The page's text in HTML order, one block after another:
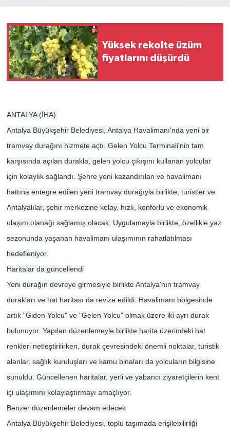
Yüksek rekolte üzüm
fiyatlarını düşürdü
ANTALYA (İHA)
Antalya Büyükşehir Belediyesi, Antalya Havalimanı'nda yeni bir
tramvay durağını hizmete açtı. Gelen Yolcu Terminali'nin tam
karşısında açılan durakla, gelen yolcu çıkışını kullanan yolcular
için kolaylık sağlandı. Şehre yeni kazandırılan ve havalimanı
hattına entegre edilen yeni tramvay durağıyla birlikte, turistler ve
Antalyalılar, şehir merkezine kolay, hızlı, konforlu ve ekonomik
ulaşım olanağı sağlamış olacak. Uygulamayla birlikte, özellikle yaz
sezonunda yaşanan havalimanı ulaşımının rahatlatılması
hedefleniyor.
Haritalar da güncellendi
Yeni durağın devreye girmesiyle birlikte Antalya'nın tramvay
durakları ve hat haritası da revize edildi. Havalimanı bölgesinde
artık "Giden Yolcu" ve "Gelen Yolcu" olmak üzere iki ayrı durak
bulunuyor. Yapılan düzenlemeyle birlikte harita üzerindeki hat
renkleri netleştirilirken, durak çevresindeki önemli noktalar, turistik
alanlar, sağlık kuruluşları ve kamu binaları da yolcuların bilgisine
sunuldu. Güncellenen haritalar, yerli ve yabancı ziyaretçilerin kent
içi ulaşımını kolaylaştırmayı amaçlıyor.
Benzer düzenlemeler devam edecek
Antalya Büyükşehir Belediyesi, toplu taşımada erişilebilirliği